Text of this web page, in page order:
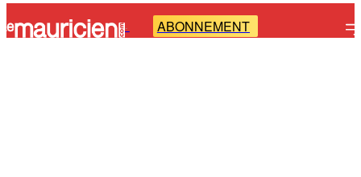
- ABONNEMENT